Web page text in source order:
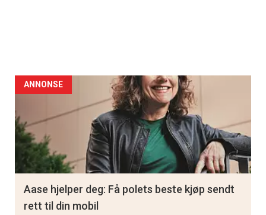
ANNONSE
Aase hjelper deg: Få polets beste kjøp sendt
rett til din mobil